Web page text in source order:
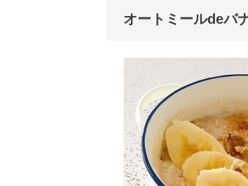
オートミールdeバ